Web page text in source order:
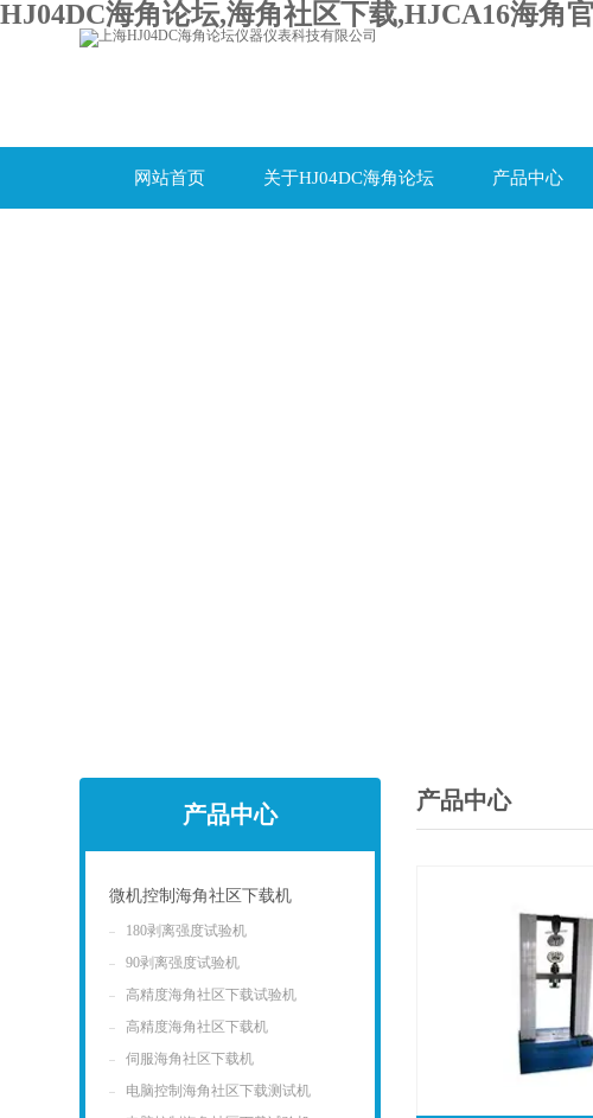
HJ04DC海角论坛,海角社区下载,HJCA16海角
网站首页 关于HJ04DC海角论坛 产品中心
产品中心
微机控制海角社区下载机
180剥离强度试验机
90剥离强度试验机
高精度海角社区下载试验机
高精度海角社区下载机
伺服海角社区下载机
电脑控制海角社区下载测试机
产品中心